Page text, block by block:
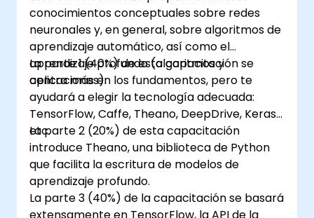
conocimientos conceptuales sobre redes
neuronales y, en general, sobre algoritmos de
aprendizaje automático, así como el
aprendizaje profundo (algoritmos y
aplicaciones).
La parte 1 (40%) de esta capacitación se
centra más en los fundamentos, pero te
ayudará a elegir la tecnología adecuada:
TensorFlow, Caffe, Theano, DeepDrive, Keras,
etc.
La parte 2 (20%) de esta capacitación
introduce Theano, una biblioteca de Python
que facilita la escritura de modelos de
aprendizaje profundo.
La parte 3 (40%) de la capacitación se basará
extensamente en TensorFlow, la API de la